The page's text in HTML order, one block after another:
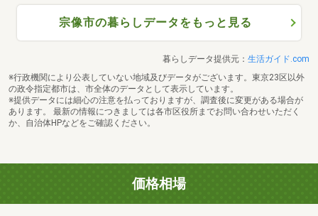
宗像市の暮らしデータをもっと見る
暮らしデータ提供元： 生活ガイド.com
※行政機関により公表していない地域及びデータがございます。東京23区以外
の政令指定都市は、市全体のデータとして表示しています。
※提供データには細心の注意を払っておりますが、調査後に変更がある場合が
あります。 最新の情報につきましては各市区役所までお問い合わせいただく
か、自治体HPなどをご確認ください。
価格相場